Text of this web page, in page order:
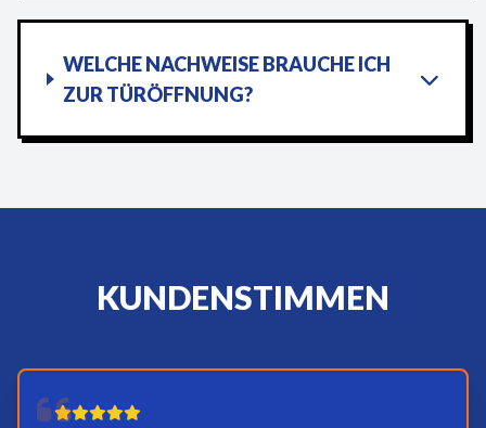
WELCHE NACHWEISE BRAUCHE ICH
ZUR TÜRÖFFNUNG?
KUNDENSTIMMEN